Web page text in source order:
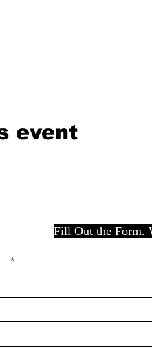
event
Fill Out the Form.